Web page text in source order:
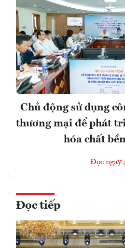
Chủ động sử dụng
thương mại để phát
hóa chất
Đọc ngay
Đọc tiếp